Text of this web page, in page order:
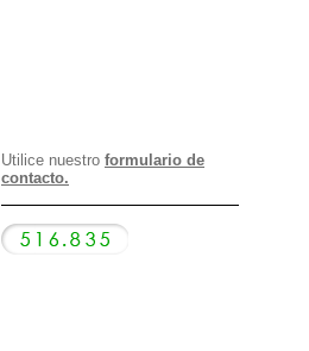
Utilice nuestro formulario de
contacto.